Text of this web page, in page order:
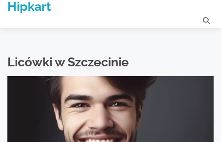
SkipHipkart
Licówki w Szczecinie